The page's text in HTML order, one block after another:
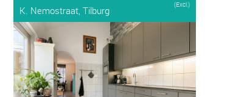
K. Nemostraat, Tilburg
(Excl.)